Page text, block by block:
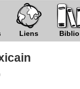
Liens Biblio